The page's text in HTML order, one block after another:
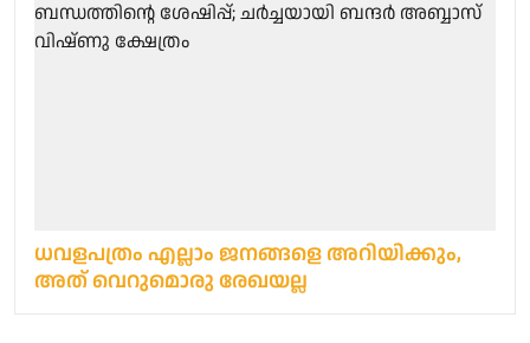
ധവളപത്രം എല്ലാം ജനങ്ങളെ അറിയിക്കും,
അത് വെറുമൊരു രേഖയല്ല